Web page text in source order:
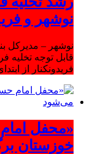
نوشهر و
نوشهر – مدیرکل
قابل توجه تخلیه
فریدونکنار از
«محفل
خوزستان